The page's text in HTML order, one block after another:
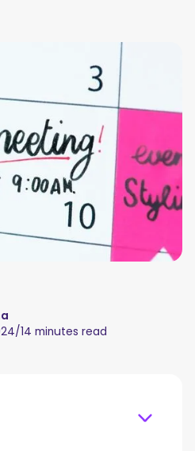
/14 minutes read